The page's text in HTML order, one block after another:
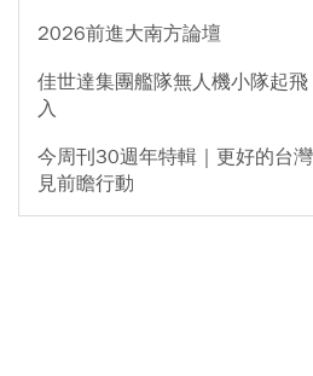
2026前進大南方論壇
佳世達集團艦隊無人機小隊起
入
今周刊30週年特輯｜更好的台
見前瞻行動